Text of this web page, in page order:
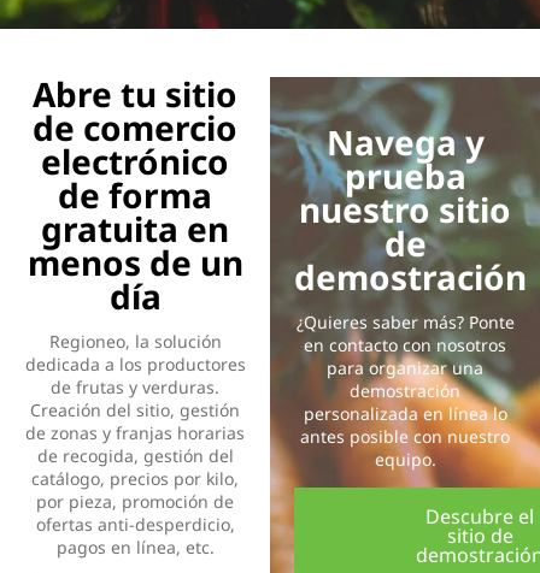
Abre tu sitio
de comercio
electrónico
de forma
gratuita en
menos de un
día
Regioneo, la solución
dedicada a los productores
de frutas y verduras.
Creación del sitio, gestión
de zonas y franjas horarias
de recogida, gestión del
catálogo, precios por kilo,
por pieza, promoción de
ofertas anti-desperdicio,
pagos en línea, etc.
Navega y
prueba
nuestro sitio
de
demostración
¿Quieres saber más? Ponte
en contacto con nosotros
para organizar una
demostración
personalizada en línea lo
antes posible con nuestro
equipo.
Descubre el
sitio de